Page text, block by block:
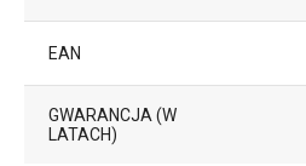
EAN
GWARANCJA (W
LATACH)